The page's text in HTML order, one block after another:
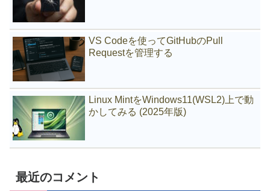
VS Codeを使ってGitHubのPull
Requestを管理する
Linux MintをWindows11(WSL2)上で動
かしてみる (2025年版)
最近のコメント